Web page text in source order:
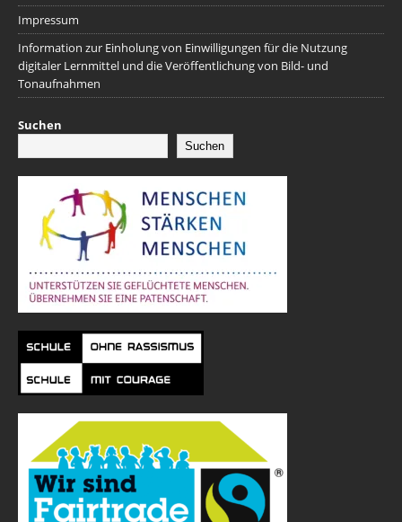
Impressum
Information zur Einholung von Einwilligungen für die Nutzung
digitaler Lernmittel und die Veröffentlichung von Bild- und
Tonaufnahmen
Suchen
Suchen